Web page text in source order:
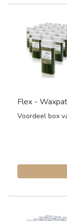
Flex -
Voordeel box